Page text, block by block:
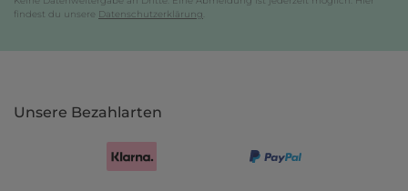
findest du unsere Datenschutzerklärung
Unsere Bezahlarten